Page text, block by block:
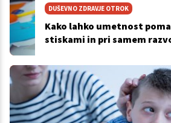
DUŠEVNO ZDRAVJE OTROK
Kako lahko umetnost
stiskami in pri samem